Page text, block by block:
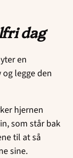
dag
en
legge den
hjernen
som står bak
til at så
sine.